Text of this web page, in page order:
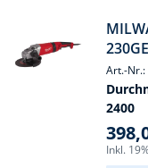
Art.-
2400
Inkl.